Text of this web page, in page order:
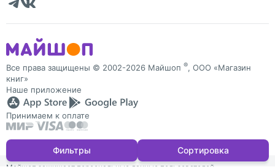
Фильтры Сортировка
Все права защищены © 2002-2026 Майшоп ®, ООО «Магазин
книг»
Наше приложение
Принимаем к оплате